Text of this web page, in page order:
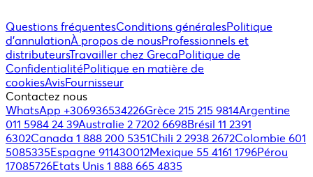
Questions fréquentesConditions généralesPolitique
d'annulationÀ propos de nousProfessionnels et
distributeursTravailler chez GrecaPolitique de
ConfidentialitéPolitique en matière de
cookiesAvisFournisseur
Contactez nous
WhatsApp +306936534226Grèce 215 215 9814Argentine
011 5984 24 39Australie 2 7202 6698Brésil 11 2391
6302Canada 1 888 200 5351Chili 2 2938 2672Colombie 601
5085335Espagne 911430012Mexique 55 4161 1796Pérou
17085726Etats Unis 1 888 665 4835